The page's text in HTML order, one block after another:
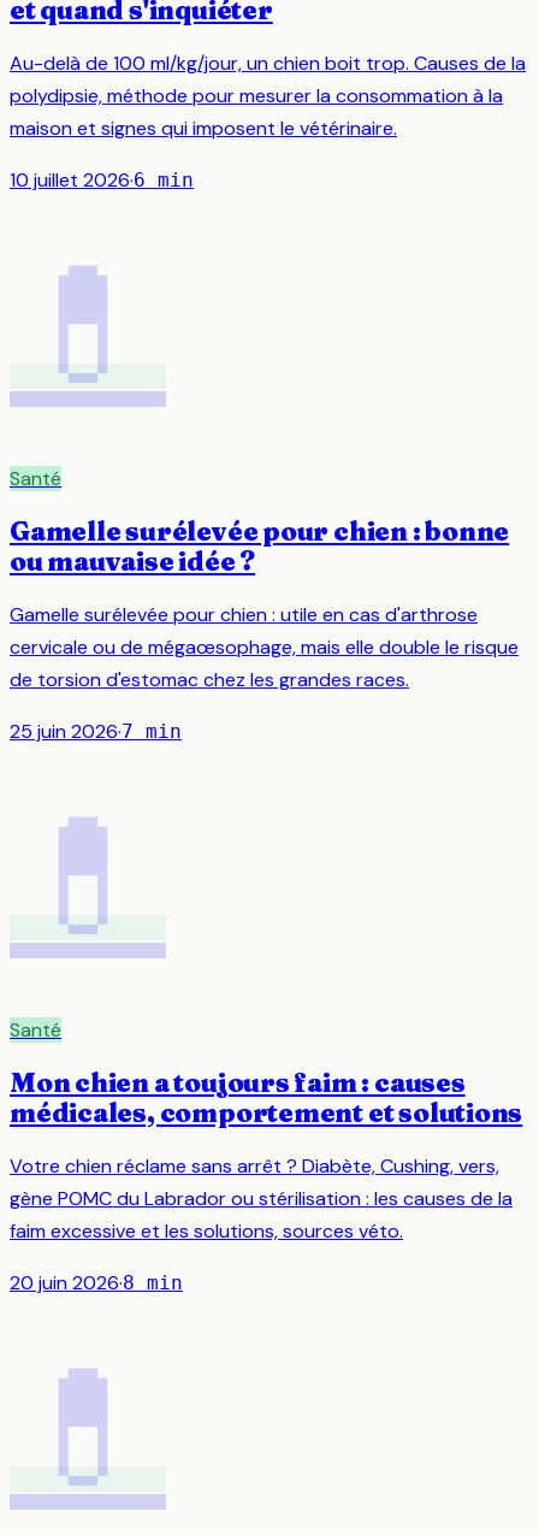
et quand s'inquiéter
Au-delà de 100 ml/kg/jour, un chien boit trop. Causes de la
polydipsie, méthode pour mesurer la consommation à la
maison et signes qui imposent le vétérinaire.
10 juillet 2026·6 min
💊
Santé
Gamelle surélevée pour chien : bonne
ou mauvaise idée ?
Gamelle surélevée pour chien : utile en cas d'arthrose
cervicale ou de mégaœsophage, mais elle double le risque
de torsion d'estomac chez les grandes races.
25 juin 2026·7 min
💊
Santé
Mon chien a toujours faim : causes
médicales, comportement et solutions
Votre chien réclame sans arrêt ? Diabète, Cushing, vers,
gène POMC du Labrador ou stérilisation : les causes de la
faim excessive et les solutions, sources véto.
20 juin 2026·8 min
💊